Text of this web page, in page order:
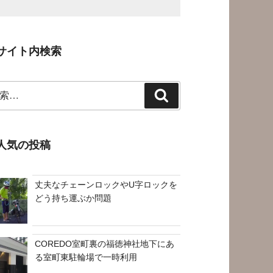
イト内検索
索
気の投稿
丈夫なチェーンロックやU字ロックを
どう持ち運ぶか問題
COREDO室町裏の福徳神社地下にあ
る室町東駐輪場で一時利用